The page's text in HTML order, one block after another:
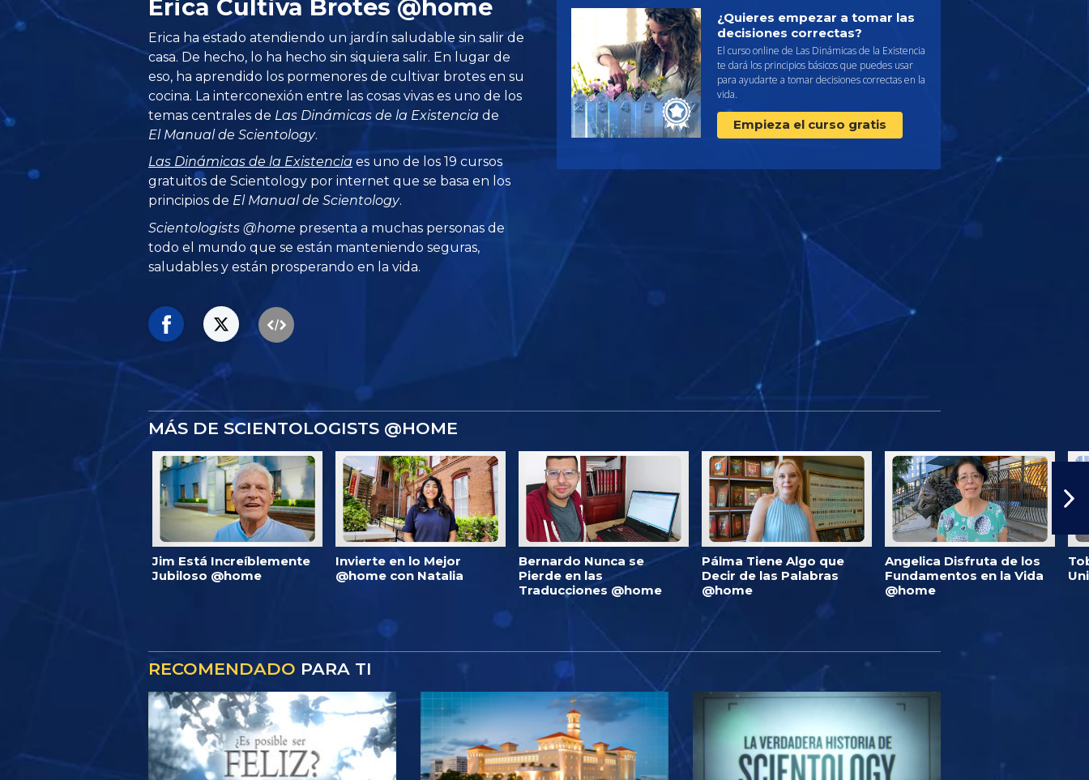
Erica Cultiva Brotes @home
Erica ha estado atendiendo un jardín saludable sin salir de
casa. De hecho, lo ha hecho sin siquiera salir. En lugar de
eso, ha aprendido los pormenores de cultivar brotes en su
cocina. La interconexión entre las cosas vivas es uno de los
temas centrales de Las Dinámicas de la Existencia de
El Manual de Scientology.
Las Dinámicas de la Existencia es uno de los 19 cursos
gratuitos de Scientology por internet que se basa en los
principios de El Manual de Scientology.
Scientologists @home presenta a muchas personas de
todo el mundo que se están manteniendo seguras,
saludables y están prosperando en la vida.
¿Quieres empezar a tomar las
decisiones correctas?
El curso online de Las Dinámicas de la Existencia
te dará los principios básicos que puedes usar
para ayudarte a tomar decisiones correctas en la
vida.
Empieza el curso gratis
MÁS DE SCIENTOLOGISTS @HOME
Jim Está Increíblemente
Jubiloso @home
Invierte en lo Mejor
@home con Natalia
Bernardo Nunca se
Pierde en las
Traducciones @home
Pálma Tiene Algo que
Decir de las Palabras
@home
Angelica Disfruta de los
Fundamentos en la Vida
@home
RECOMENDADO PARA TI